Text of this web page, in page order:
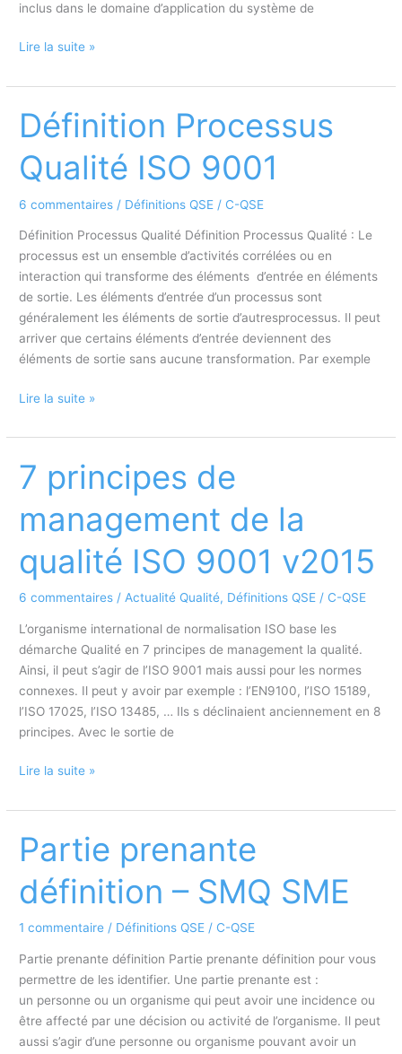
inclus dans le domaine d’application du système de
Définition
selon
9001
Lire la suite »
Définition Processus
Qualité ISO 9001
6 commentaires / Définitions QSE / C-QSE
Définition Processus Qualité Définition Processus Qualité : Le
processus est un ensemble d’activités corrélées ou en
interaction qui transforme des éléments d’entrée en éléments
de sortie. Les éléments d’entrée d’un processus sont
généralement les éléments de sortie d’autresprocessus. Il peut
arriver que certains éléments d’entrée deviennent des
éléments de sortie sans aucune transformation. Par exemple
Définition
Qualité
9001
Lire la suite »
7 principes de
management de la
qualité ISO 9001 v2015
6 commentaires / Actualité Qualité, Définitions QSE / C-QSE
L’organisme international de normalisation ISO base les
démarche Qualité en 7 principes de management la qualité.
Ainsi, il peut s’agir de l’ISO 9001 mais aussi pour les normes
connexes. Il peut y avoir par exemple : l’EN9100, l’ISO 15189,
l’ISO 17025, l’ISO 13485, … Ils s déclinaient anciennement en 8
principes. Avec le sortie de
7
de
de
qualité
9001
v2015
Lire la suite »
Partie prenante
définition – SMQ SME
1 commentaire / Définitions QSE / C-QSE
Partie prenante définition Partie prenante définition pour vous
permettre de les identifier. Une partie prenante est :
un personne ou un organisme qui peut avoir une incidence ou
être affecté par une décision ou activité de l’organisme. Il peut
aussi s’agir d’une personne ou organisme pouvant avoir un